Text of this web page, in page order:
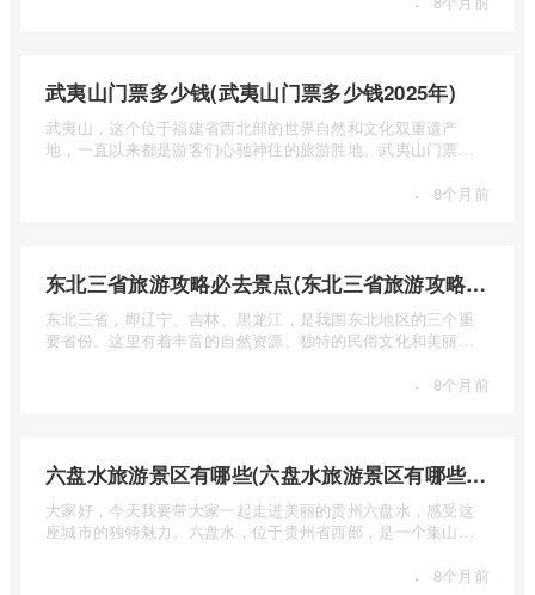
武夷山门票多少钱(武夷山门票多少钱2025年)
武夷山，这个位于福建省西北部的世界自然和文化双重遗产
地，一直以来都是游客们心驰神往的旅游胜地。武夷山门票多
· 8个月前
东北三省旅游攻略必去景点(东北三省旅游攻略必去景点视频介绍)
东北三省，即辽宁、吉林、黑龙江，是我国东北地区的三个重
要省份。这里有着丰富的自然资源、独特的民俗文化和美丽的
· 8个月前
六盘水旅游景区有哪些(六盘水旅游景区有哪些景点值得去)
大家好，今天我要带大家一起走进美丽的贵州六盘水，感受这
座城市的独特魅力。六盘水，位于贵州省西部，是一个集山水
· 8个月前